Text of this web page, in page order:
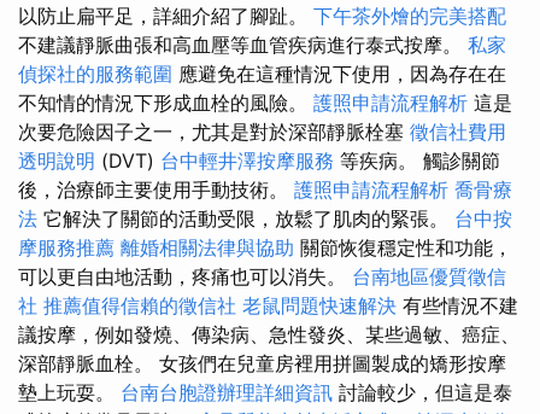
以防止扁平足，詳細介紹了腳趾。 下午茶外燴的完美搭配
不建議靜脈曲張和高血壓等血管疾病進行泰式按摩。 私家
偵探社的服務範圍 應避免在這種情況下使用，因為存在在
不知情的情況下形成血栓的風險。 護照申請流程解析 這是
次要危險因子之一，尤其是對於深部靜脈栓塞 徵信社費用
透明說明 (DVT) 台中輕井澤按摩服務 等疾病。 觸診關節
後，治療師主要使用手動技術。 護照申請流程解析 喬骨療
法 它解決了關節的活動受限，放鬆了肌肉的緊張。 台中按
摩服務推薦 離婚相關法律與協助 關節恢復穩定性和功能，
可以更自由地活動，疼痛也可以消失。 台南地區優質徵信
社 推薦值得信賴的徵信社 老鼠問題快速解決 有些情況不建
議按摩，例如發燒、傳染病、急性發炎、某些過敏、癌症、
深部靜脈血栓。 女孩們在兒童房裡用拼圖製成的矯形按摩
墊上玩耍。 台南台胞證辦理詳細資訊 討論較少，但這是泰